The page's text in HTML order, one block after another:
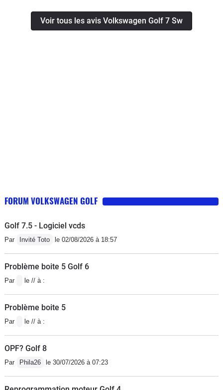
peu le volant autour du point au milieu sans incidence
sur la trajectoire), sous virage et manque de motricité
conduite horripilantes (heureusement pour la plupart
gps non actualisé (à la rue une fois sur deux !). Je lui
trouve deux points positifs mais à l'intérêt assez limité :
hais cette golf car son agrément de conduite est archi-
nul. Et dire que c'est une voiture qui se vend si bien...
(Pour info, j'ai conduit des Audi A1 et A3 à boîte dsg :
les réglages de suspension, de direction, le dessin des
sièges et le design font qu'avec une même base
technique, le ressenti est beaucoup plus convaincant).
Voir tous les avis Volkswagen Golf 7 Sw
FORUM VOLKSWAGEN GOLF
Golf 7.5 - Logiciel vcds
Par Invité Toto le 02/08/2026 à 18:57
Problème boite 5 Golf 6
Par le // à :
Problème boite 5
Par le // à :
OPF? Golf 8
Par Phila26 le 30/07/2026 à 07:23